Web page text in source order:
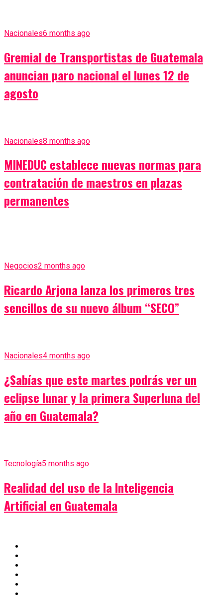
Nacionales6 months ago
Gremial de Transportistas de Guatemala
anuncian paro nacional el lunes 12 de
agosto
Nacionales8 months ago
MINEDUC establece nuevas normas para
contratación de maestros en plazas
permanentes
Negocios2 months ago
Ricardo Arjona lanza los primeros tres
sencillos de su nuevo álbum “SECO”
Nacionales4 months ago
¿Sabías que este martes podrás ver un
eclipse lunar y la primera Superluna del
año en Guatemala?
Tecnología5 months ago
Realidad del uso de la Inteligencia
Artificial en Guatemala